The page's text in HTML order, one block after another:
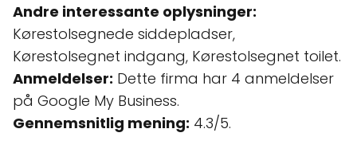
Andre interessante oplysninger:
Kørestolsegnede siddepladser,
Kørestolsegnet indgang, Kørestolsegnet toilet.
Anmeldelser: Dette firma har 4 anmeldelser
på Google My Business.
Gennemsnitlig mening: 4.3/5.